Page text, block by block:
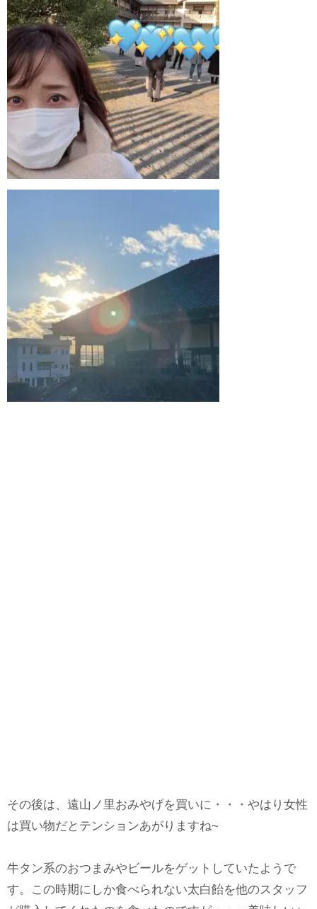
その後は、遠山ノ里おみやげを買いに・・・やはり女性
は買い物だとテンションあがりますね~
牛タン系のおつまみやビールをゲットしていたようで
す。この時期にしか食べられない太白飴を他のスタッフ